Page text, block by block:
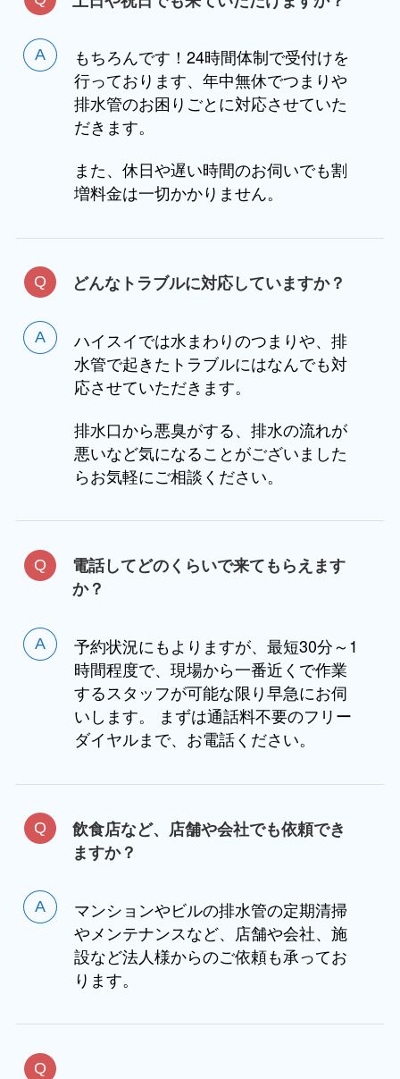
もちろんです！24時間体制で受付けを
行っております、年中無休でつまりや
排水管のお困りごとに対応させていた
だきます。
また、休日や遅い時間のお伺いでも割
増料金は一切かかりません。
どんなトラブルに対応していますか？
ハイスイでは水まわりのつまりや、排
水管で起きたトラブルにはなんでも対
応させていただきます。
排水口から悪臭がする、排水の流れが
悪いなど気になることがございました
らお気軽にご相談ください。
電話してどのくらいで来てもらえます
か？
予約状況にもよりますが、最短30分～1
時間程度で、現場から一番近くで作業
するスタッフが可能な限り早急にお伺
いします。 まずは通話料不要のフリー
ダイヤルまで、お電話ください。
飲食店など、店舗や会社でも依頼でき
ますか？
マンションやビルの排水管の定期清掃
やメンテナンスなど、店舗や会社、施
設など法人様からのご依頼も承ってお
ります。